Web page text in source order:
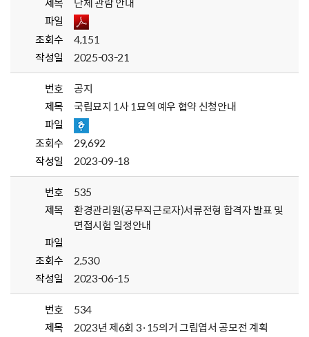
파일
조회수
4,151
작성일
2025-03-21
번호
공지
제목
국립묘지 1사 1묘역 예우 협약 신청안내
파일
조회수
29,692
작성일
2023-09-18
번호
535
제목
환경관리원(공무직근로자)서류전형 합격자 발표 및
면접시험 일정안내
파일
조회수
2,530
작성일
2023-06-15
번호
534
제목
2023년 제6회 3·15의거 그림엽서 공모전 계획